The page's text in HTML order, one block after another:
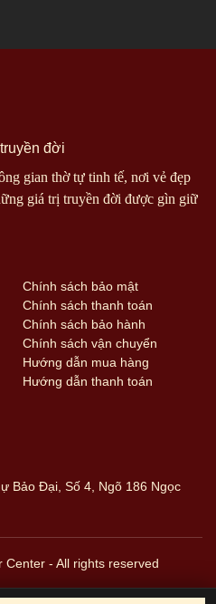
đời
gian thờ tự tinh tế, nơi vẻ đẹp
giá trị truyền đời được gìn giữ
Chính sách bảo mật
Chính sách thanh toán
Chính sách bảo hành
Chính sách vận chuyển
Hướng dẫn mua hàng
Hướng dẫn thanh toán
Bảo Đại, Số 4, Ngõ 186 Ngọc
Center - All rights reserved